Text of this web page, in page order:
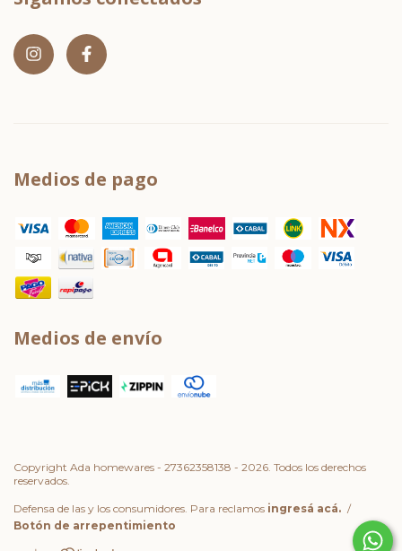
Medios de pago
Medios de envío
Copyright Ada homewares - 27362358138 - 2026. Todos los derechos
reservados.
Defensa de las y los consumidores. Para reclamos ingresá acá. /
Botón de arrepentimiento